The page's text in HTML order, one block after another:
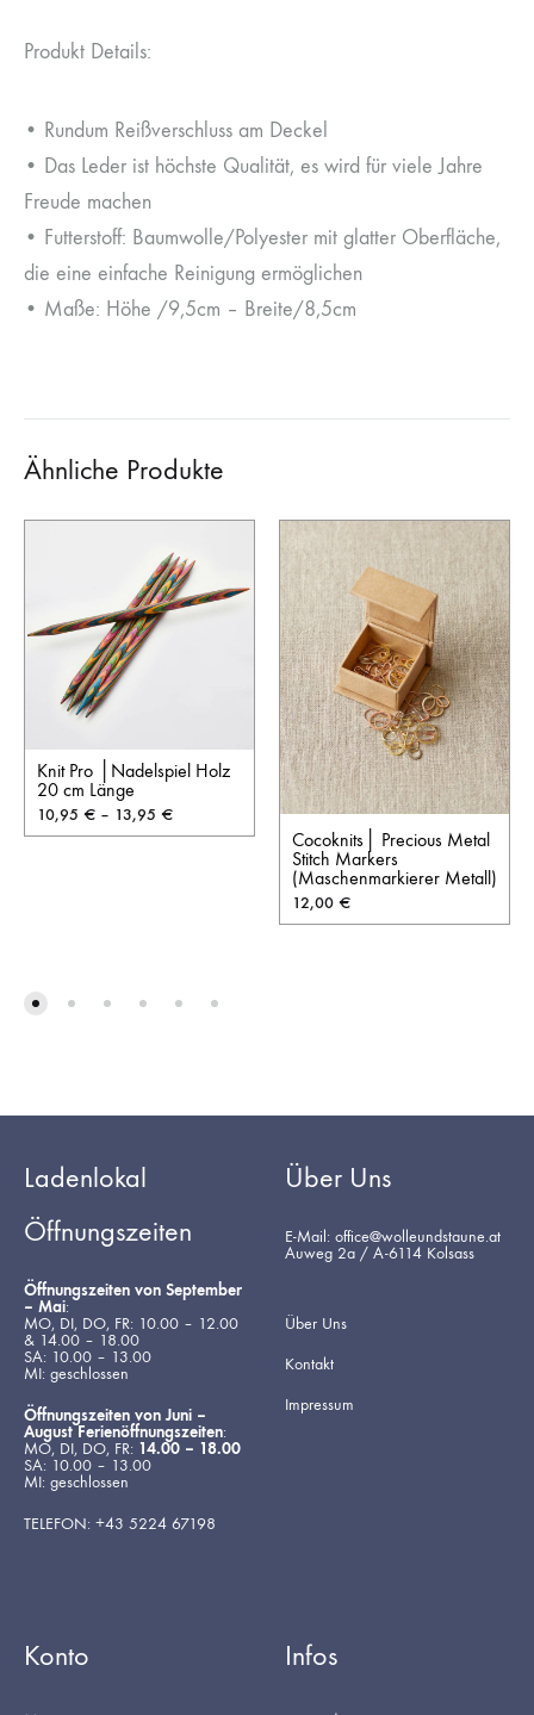
Produkt Details:
• Rundum Reißverschluss am Deckel
• Das Leder ist höchste Qualität, es wird für viele Jahre
Freude machen
• Futterstoff: Baumwolle/Polyester mit glatter Oberfläche,
die eine einfache Reinigung ermöglichen
• Maße: Höhe /9,5cm – Breite/8,5cm
Ähnliche Produkte
Knit Pro │Nadelspiel Holz
20 cm Länge
10,95 € – 13,95 €
Cocoknits│ Precious Metal
Stitch Markers
(Maschenmarkierer Metall)
12,00 €
Ladenlokal
Öffnungszeiten
Öffnungszeiten von September
– Mai:
MO, DI, DO, FR: 10.00 – 12.00
& 14.00 – 18.00
SA: 10.00 – 13.00
MI: geschlossen
Öffnungszeiten von Juni –
August Ferienöffnungszeiten:
MO, DI, DO, FR: 14.00 – 18.00
SA: 10.00 – 13.00
MI: geschlossen
TELEFON: +43 5224 67198
Über Uns
E-Mail: office@wolleundstaune.at
Auweg 2a / A-6114 Kolsass
Über Uns
Kontakt
Impressum
Konto Infos